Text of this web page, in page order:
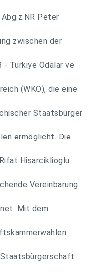
Peter
zwischen der
- Türkiye Odalar ve
(WKO), die eine
Staatsbürger
ermöglicht. Die
Hisarciklioglu
Vereinbarung
Mit dem